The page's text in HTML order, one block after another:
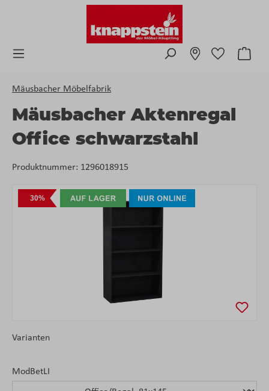
30%
Bildergalerie überspringen
Mäusbacher Möbelfabrik
Mäusbacher Aktenregal
Office schwarzstahl
Produktnummer: 1296018915
Varianten
ModBetLI